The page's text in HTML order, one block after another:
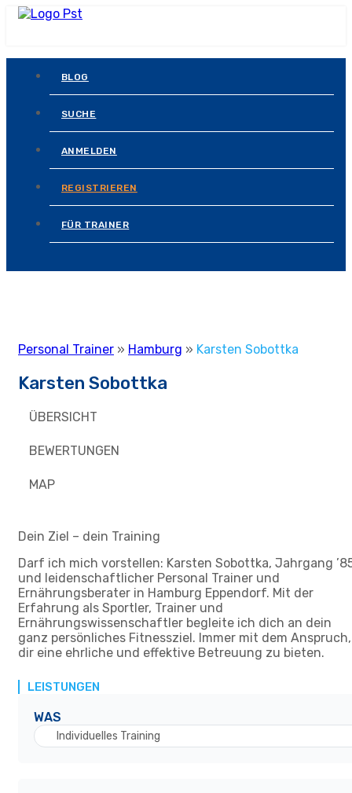
BLOG
SUCHE
ANMELDEN
REGISTRIEREN
FÜR TRAINER
Personal Trainer » Hamburg » Karsten Sobottka
Karsten Sobottka
ÜBERSICHT
BEWERTUNGEN
MAP
Dein Ziel – dein Training
Darf ich mich vorstellen: Karsten Sobottka, Jahrgang
und leidenschaftlicher Personal Trainer und
Ernährungsberater in Hamburg Eppendorf. Mit der
Erfahrung als Sportler, Trainer und
Ernährungswissenschaftler begleite ich dich an dein
ganz persönliches Fitnessziel. Immer mit dem Anspruch,
dir eine ehrliche und effektive Betreuung zu bieten.
LEISTUNGEN
WAS
Individuelles Training